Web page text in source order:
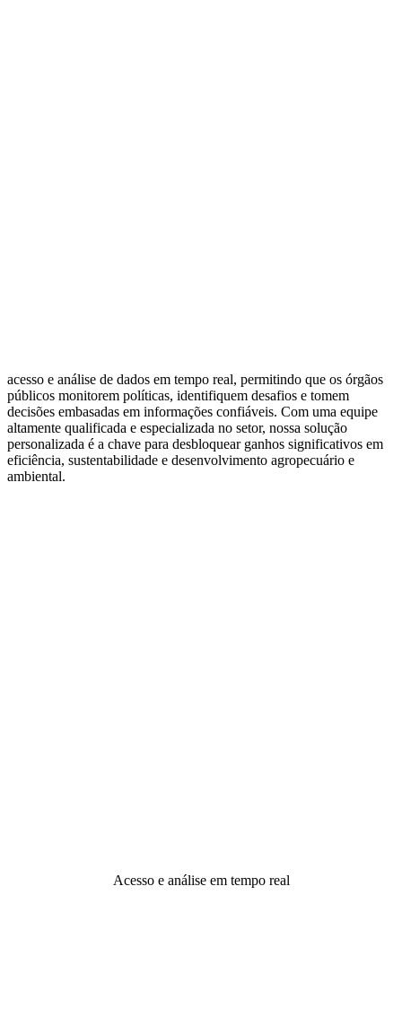
acesso e análise de dados em tempo real, permitindo que os órgãos
públicos monitorem políticas, identifiquem desafios e tomem
decisões embasadas em informações confiáveis. Com uma equipe
altamente qualificada e especializada no setor, nossa solução
personalizada é a chave para desbloquear ganhos significativos em
eficiência, sustentabilidade e desenvolvimento agropecuário e
ambiental.
Acesso e análise em tempo real